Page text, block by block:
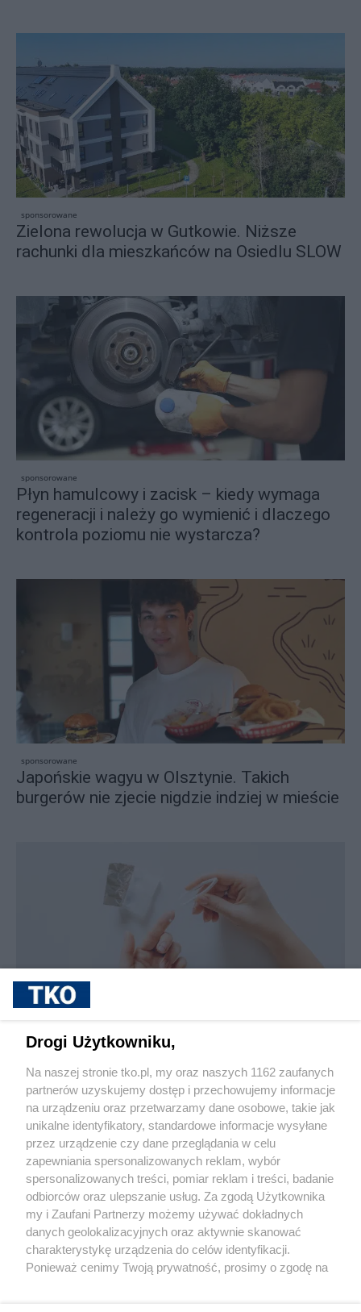
sponsorowane
Zielona rewolucja w Gutkowie. Niższe
rachunki dla mieszkańców na Osiedlu SLOW
sponsorowane
Płyn hamulcowy i zacisk – kiedy wymaga
regeneracji i należy go wymienić i dlaczego
kontrola poziomu nie wystarcza?
sponsorowane
Japońskie wagyu w Olsztynie. Takich
burgerów nie zjecie nigdzie indziej w mieście
Jak rozpoznać, że soczewki kontaktowe są
Pokaż więcej
Reklama Tematy Archiwum artykułów
Drogi Użytkowniku,
Na naszej stronie tko.pl, my oraz naszych 1162 zaufanych
partnerów uzyskujemy dostęp i przechowujemy informacje
na urządzeniu oraz przetwarzamy dane osobowe, takie jak
unikalne identyfikatory, standardowe informacje wysyłane
przez urządzenie czy dane przeglądania w celu
zapewniania spersonalizowanych reklam, wybór
spersonalizowanych treści, pomiar reklam i treści, badanie
odbiorców oraz ulepszanie usług. Za zgodą Użytkownika
my i Zaufani Partnerzy możemy używać dokładnych
danych geolokalizacyjnych oraz aktywnie skanować
charakterystykę urządzenia do celów identyfikacji.
Ponieważ cenimy Twoją prywatność, prosimy o zgodę na